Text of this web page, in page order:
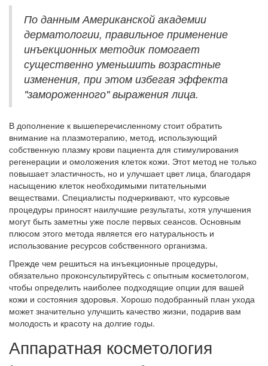
По данным Американской академии
дерматологии, правильное применение
инъекционных методик помогает
существенно уменьшить возрастные
изменения, при этом избегая эффекта
"замороженного" выражения лица.
В дополнение к вышеперечисленному стоит обратить
внимание на плазмотерапию, метод, использующий
собственную плазму крови пациента для стимулирования
регенерации и омоложения клеток кожи. Этот метод не только
повышает эластичность, но и улучшает цвет лица, благодаря
насыщению клеток необходимыми питательными
веществами. Специалисты подчеркивают, что курсовые
процедуры приносят наилучшие результаты, хотя улучшения
могут быть заметны уже после первых сеансов. Основным
плюсом этого метода является его натуральность и
использование ресурсов собственного организма.
Прежде чем решиться на инъекционные процедуры,
обязательно проконсультируйтесь с опытным косметологом,
чтобы определить наиболее подходящие опции для вашей
кожи и состояния здоровья. Хорошо подобранный план ухода
может значительно улучшить качество жизни, подарив вам
молодость и красоту на долгие годы.
Аппаратная косметология